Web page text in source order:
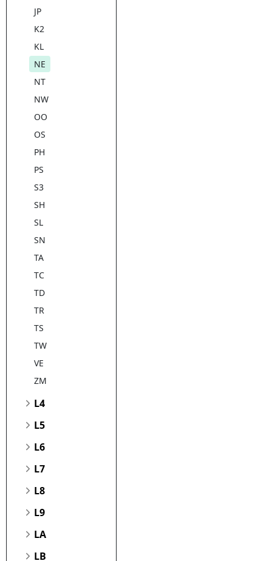
JP
K2
KL
NE
NT
NW
OO
OS
PH
PS
S3
SH
SL
SN
TA
TC
TD
TR
TS
TW
VE
ZM
L4
L5
L6
L7
L8
L9
LA
LB